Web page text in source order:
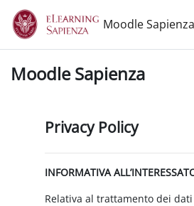
Vai al contenuto principale
Moodle Sapienza
Moodle Sapienza
Privacy Policy
INFORMATIVA
Relativa al trattamento dei